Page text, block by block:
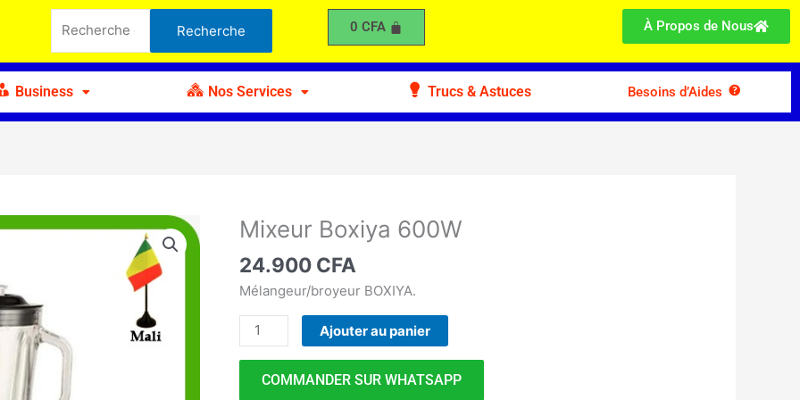
pour :
Recherche 0 CFA À Propos de Nous
Business Nos Services Trucs & Astuces Besoins d’Aides
Mixeur Boxiya 600W
24.900 CFA
Mélangeur/broyeur BOXIYA.
quantité
Mixeur
Boxiya
Ajouter au panier
COMMANDER SUR WHATSAPP